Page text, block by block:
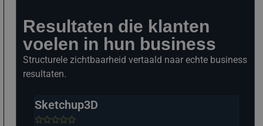
Resultaten die klanten
voelen in hun business
Structurele zichtbaarheid vertaald naar echte business
resultaten.
Sketchup3D
